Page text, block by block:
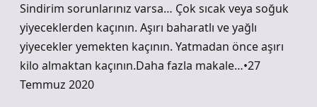
Sindirim sorunlarınız varsa… Çok sıcak veya soğuk
yiyeceklerden kaçının. Aşırı baharatlı ve yağlı
yiyecekler yemekten kaçının. Yatmadan önce aşırı
kilo almaktan kaçının.Daha fazla makale…•27
Temmuz 2020